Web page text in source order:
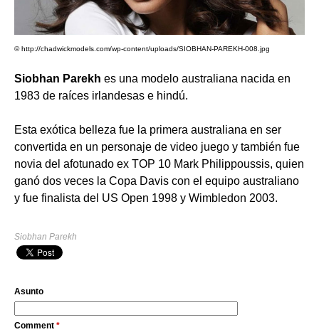
© http://chadwickmodels.com/wp-content/uploads/SIOBHAN-PAREKH-008.jpg
Siobhan Parekh es una modelo australiana nacida en
1983 de raíces irlandesas e hindú.
Esta exótica belleza fue la primera australiana en ser
convertida en un personaje de video juego y también fue
novia del afotunado ex TOP 10 Mark Philippoussis, quien
ganó dos veces la Copa Davis con el equipo australiano
y fue finalista del US Open 1998 y Wimbledon 2003.
Siobhan Parekh
Asunto
Comment *